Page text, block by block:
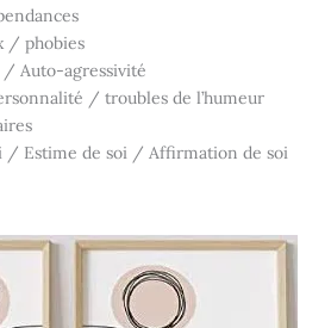
/ phobies
/ Auto-agressivité
/ troubles de l’humeur
/ Estime de soi / Affirmation de soi